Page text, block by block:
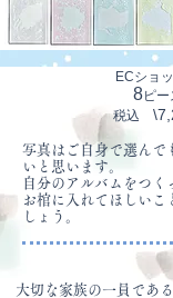
ECショ
8ピー
​税込
写真はご自身で選んで
いと思います。
自分のアルバムをつく
お棺に入れてほしいこ
しょう。
大切な家族の一員であ